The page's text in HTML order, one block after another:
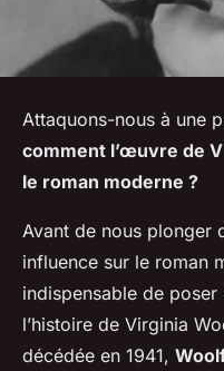
Attaquons-nous à une
comment l’œuvre de
le roman moderne ?
Avant de nous plonger
influence sur le roman
indispensable de
l’histoire de Virginia
décédée en 1941,